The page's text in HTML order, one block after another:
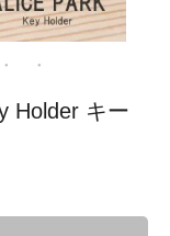
Holder キー